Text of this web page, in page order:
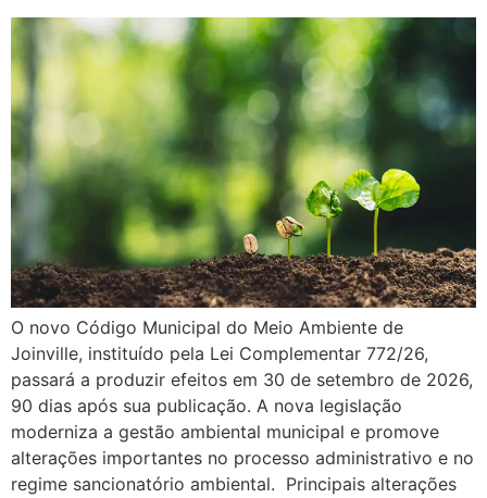
O novo Código Municipal do Meio Ambiente de
Joinville, instituído pela Lei Complementar 772/26,
passará a produzir efeitos em 30 de setembro de 2026,
90 dias após sua publicação. A nova legislação
moderniza a gestão ambiental municipal e promove
alterações importantes no processo administrativo e no
regime sancionatório ambiental. Principais alterações